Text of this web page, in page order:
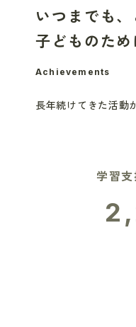
いつまでも、
子どものため
Achievements
長年続けてきた活動が
学習